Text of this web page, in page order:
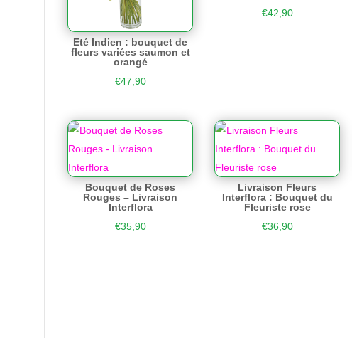
Eté Indien : bouquet de
fleurs variées saumon et
orangé
€47,90
€42,90
Bouquet de Roses
Rouges – Livraison
Interflora
€35,90
Livraison Fleurs
Interflora : Bouquet du
Fleuriste rose
€36,90